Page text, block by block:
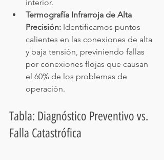
interior.
Termografía Infrarroja de Alta
Precisión: Identificamos puntos
calientes en las conexiones de alta
y baja tensión, previniendo fallas
por conexiones flojas que causan
el 60% de los problemas de
operación.
Tabla: Diagnóstico Preventivo vs.
Falla Catastrófica